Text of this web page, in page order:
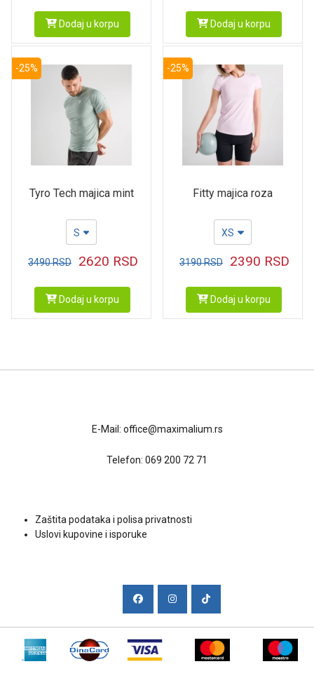
Dodaj u korpu Dodaj u korpu
-25%
Tyro Tech majica mint
S
3490RSD 2620 RSD
Dodaj u korpu
-25%
Fitty majica roza
XS
3190RSD 2390 RSD
Dodaj u korpu
E-Mail: office@maximalium.rs
Telefon: 069 200 72 71
Zaštita podataka i polisa privatnosti
Uslovi kupovine i isporuke